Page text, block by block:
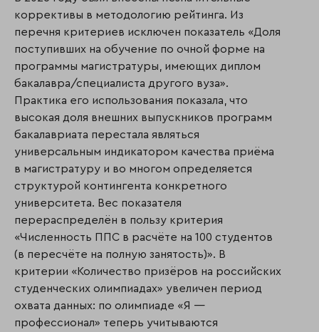
коррективы в методологию рейтинга. Из
перечня критериев исключен показатель «Доля
поступивших на обучение по очной форме на
программы магистратуры, имеющих диплом
бакалавра/специалиста другого вуза».
Практика его использования показала, что
высокая доля внешних выпускников программ
бакалавриата перестала являться
универсальным индикатором качества приёма
в магистратуру и во многом определяется
структурой контингента конкретного
университета. Вес показателя
перераспределён в пользу критерия
«Численность ППС в расчёте на 100 студентов
(в пересчёте на полную занятость)». В
критерии «Количество призёров на российских
студенческих олимпиадах» увеличен период
охвата данных: по олимпиаде «Я —
профессионал» теперь учитываются